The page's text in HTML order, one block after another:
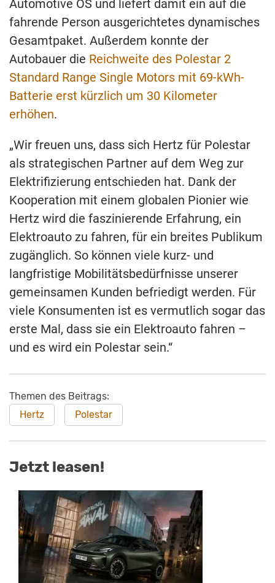
Automotive OS und liefert damit ein auf die
fahrende Person ausgerichtetes dynamisches
Gesamtpaket. Außerdem konnte der
Autobauer die Reichweite des Polestar 2
Standard Range Single Motors mit 69-kWh-
Batterie erst kürzlich um 30 Kilometer
erhöhen.
„Wir freuen uns, dass sich Hertz für Polestar
als strategischen Partner auf dem Weg zur
Elektrifizierung entschieden hat. Dank der
Kooperation mit einem globalen Pionier wie
Hertz wird die faszinierende Erfahrung, ein
Elektroauto zu fahren, für ein breites Publikum
zugänglich. So können viele kurz- und
langfristige Mobilitätsbedürfnisse unserer
gemeinsamen Kunden befriedigt werden. Für
viele Konsumenten ist es vermutlich sogar das
erste Mal, dass sie ein Elektroauto fahren –
und es wird ein Polestar sein.“
Themen des Beitrags:
Hertz
Polestar
Jetzt leasen!